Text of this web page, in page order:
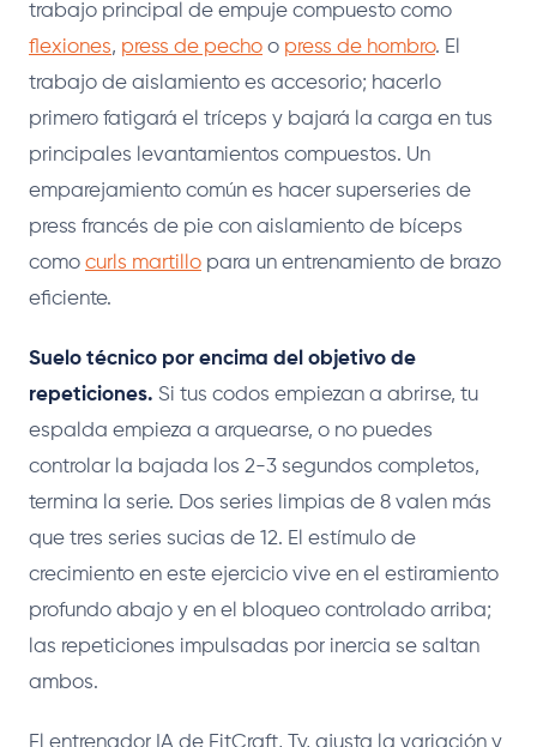
trabajo principal de empuje compuesto como
flexiones, press de pecho o press de hombro. El
trabajo de aislamiento es accesorio; hacerlo
primero fatigará el tríceps y bajará la carga en tus
principales levantamientos compuestos. Un
emparejamiento común es hacer superseries de
press francés de pie con aislamiento de bíceps
como curls martillo para un entrenamiento de brazo
eficiente.
Suelo técnico por encima del objetivo de
repeticiones. Si tus codos empiezan a abrirse, tu
espalda empieza a arquearse, o no puedes
controlar la bajada los 2-3 segundos completos,
termina la serie. Dos series limpias de 8 valen más
que tres series sucias de 12. El estímulo de
crecimiento en este ejercicio vive en el estiramiento
profundo abajo y en el bloqueo controlado arriba;
las repeticiones impulsadas por inercia se saltan
ambos.